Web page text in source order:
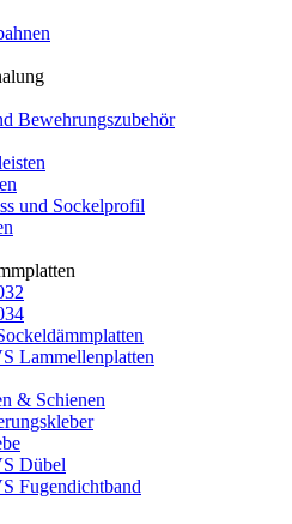
Bewehrungszubehör
und Sockelprofil
Lammellenplatten
& Schienen
Dübel
Fugendichtband